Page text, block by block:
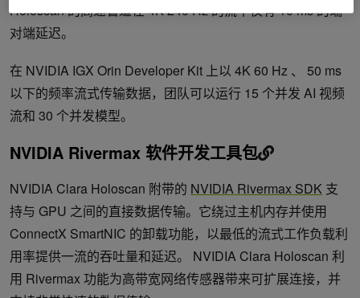
Holoscan 的高速管道在 4K 240 Hz 的流中仅有 10 ms 的端
对端延迟。
在 NVIDIA IGX Orin Developer Kit 上以 4K 60 Hz 、 50 ms
以下的频率流式传输数据，团队可以运行 15 个并发 AI 视频
流和 30 个并发模型。
NVIDIA Rivermax 软件开发工具包
NVIDIA Clara Holoscan 附带的 NVIDIA Rivermax SDK 支
持与 GPU 之间的直接数据传输。它绕过主机内存并使用
ConnectX SmartNIC 的卸载功能，以最低的流式工作负载利
用率提供一流的吞吐量和延迟。 NVIDIA Clara Holoscan 利
用 Rivermax 功能为高带宽网络传感器带来可扩展连接，并